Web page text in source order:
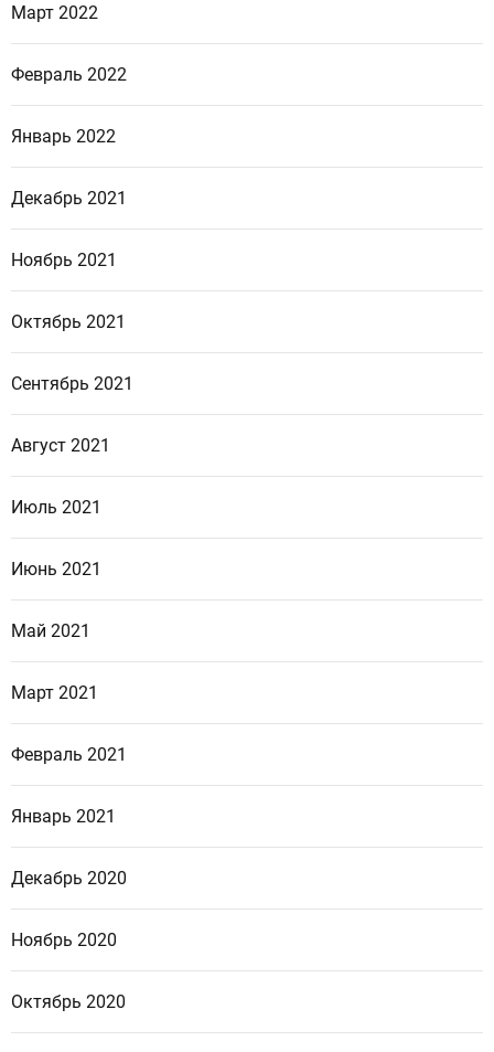
Март 2022
Февраль 2022
Январь 2022
Декабрь 2021
Ноябрь 2021
Октябрь 2021
Сентябрь 2021
Август 2021
Июль 2021
Июнь 2021
Май 2021
Март 2021
Февраль 2021
Январь 2021
Декабрь 2020
Ноябрь 2020
Октябрь 2020